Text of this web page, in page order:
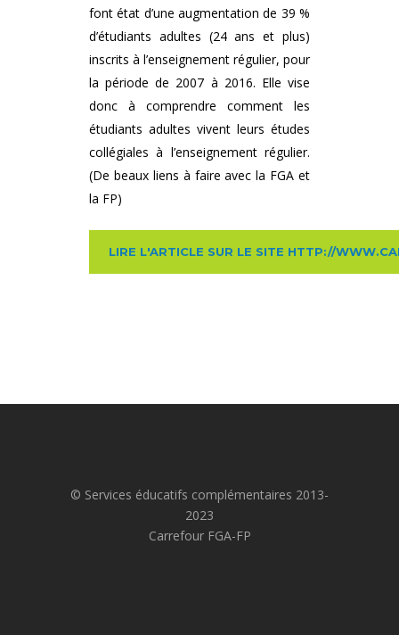
font état d’une augmentation de 39 %
d’étudiants adultes (24 ans et plus)
inscrits à l’enseignement régulier, pour
la période de 2007 à 2016. Elle vise
donc à comprendre comment les
étudiants adultes vivent leurs études
collégiales à l’enseignement régulier.
(De beaux liens à faire avec la FGA et
la FP)
LIRE L'ARTICLE SUR LE SITE HTTP://
© Services éducatifs complémentaires 2013-
2023
Carrefour FGA-FP